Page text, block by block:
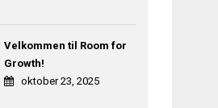
Velkommen til Room for
Growth!
oktober 23, 2025